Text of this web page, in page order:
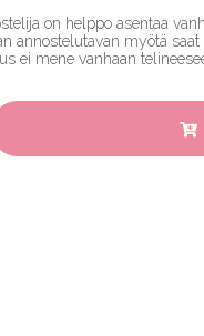
on helppo asentaa
annostelutavan myötä
ei mene vanhaan